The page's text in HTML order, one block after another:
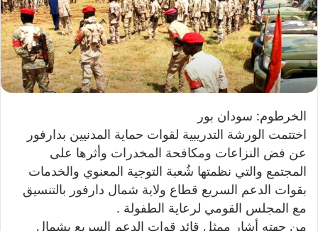
ل
ك
ت
ر
و
ن
ا
الخرطوم: سودان بور
اختتمت الورشة التدريبية لقوات حماية المدنيين بدارفور
عن فض النزاعات ومكافحة المخدرات وأثرها على
المجتمع والتي نظمتها شُعبة التوجية المعنوي والخدمات
بقوات الدعم السريع قطاع ولاية شمال دارفور بالتنسيق
مع المجلس القومي لرعاية الطفولة .
من جهته أشار ممثل قائد قوات الدعم السريع بشمال